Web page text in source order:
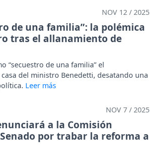
NOV 12 / 2025
de una familia”: la polémica
tras el allanamiento de
“secuestro de una familia” el
del ministro Benedetti, desatando una
NOV 7 / 2025
a la Comisión
por trabar la reforma a